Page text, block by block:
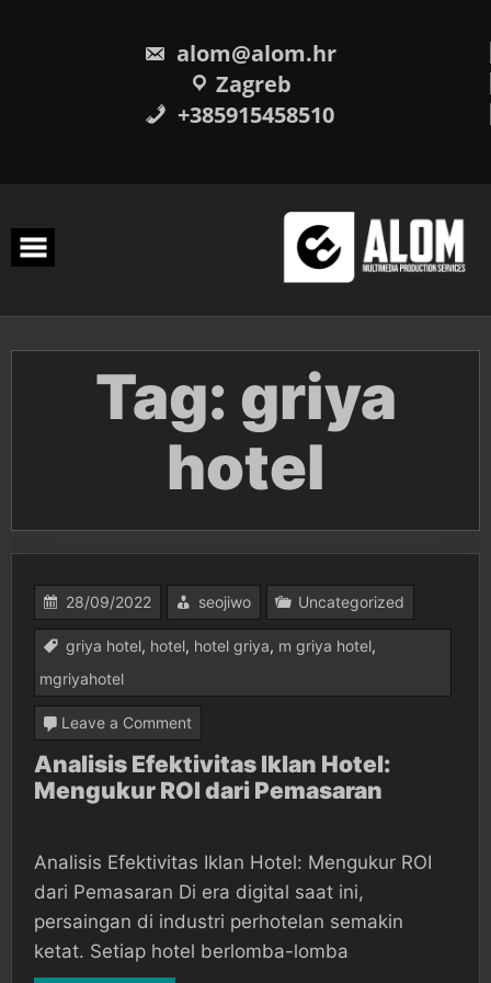
alom@alom.hr
Zagreb
+385915458510
Tag: griya
hotel
28/09/2022 seojiwo Uncategorized
griya hotel, hotel, hotel griya, m griya hotel,
mgriyahotel
Leave a Commenton
Analisis
Efektivitas
Hotel:
Mengukur
ROI
dari
Analisis Efektivitas Iklan Hotel:
Mengukur ROI dari Pemasaran
Analisis Efektivitas Iklan Hotel: Mengukur ROI
dari Pemasaran Di era digital saat ini,
persaingan di industri perhotelan semakin
ketat. Setiap hotel berlomba-lomba